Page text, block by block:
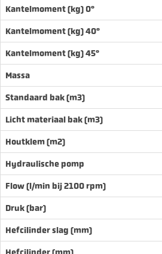
Kantelmoment (kg) 0°
Kantelmoment (kg) 40°
Kantelmoment (kg) 45°
Massa
Standaard bak (m3)
Licht materiaal bak (m3)
Houtklem (m2)
Hydraulische pomp
Flow (l/min bij 2100 rpm)
Druk (bar)
Hefcilinder slag (mm)